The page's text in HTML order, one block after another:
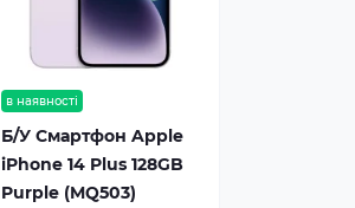
в наявності
Б/У Смартфон Apple
iPhone 14 Plus 128GB
Purple (MQ503)